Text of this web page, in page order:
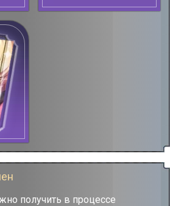
получить в процессе